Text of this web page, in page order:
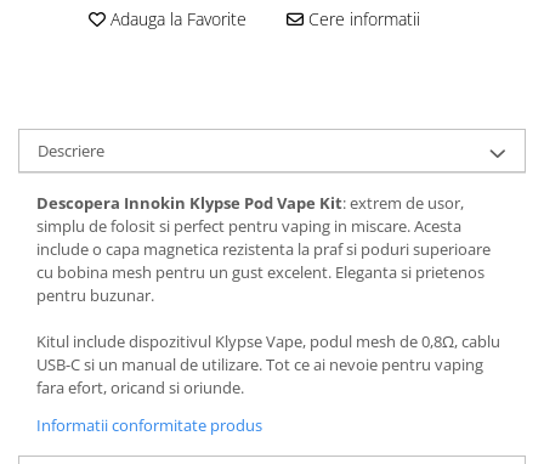
Adauga la Favorite Cere informatii
Descriere
Descopera Innokin Klypse Pod Vape Kit: extrem de usor,
simplu de folosit si perfect pentru vaping in miscare. Acesta
include o capa magnetica rezistenta la praf si poduri superioare
cu bobina mesh pentru un gust excelent. Eleganta si prietenos
pentru buzunar.
Kitul include dispozitivul Klypse Vape, podul mesh de 0,8Ω, cablu
USB-C si un manual de utilizare. Tot ce ai nevoie pentru vaping
fara efort, oricand si oriunde.
Informatii conformitate produs